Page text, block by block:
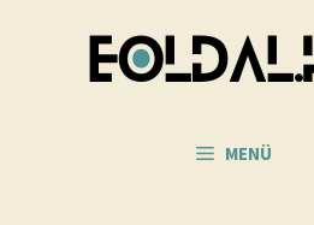
MENÜ